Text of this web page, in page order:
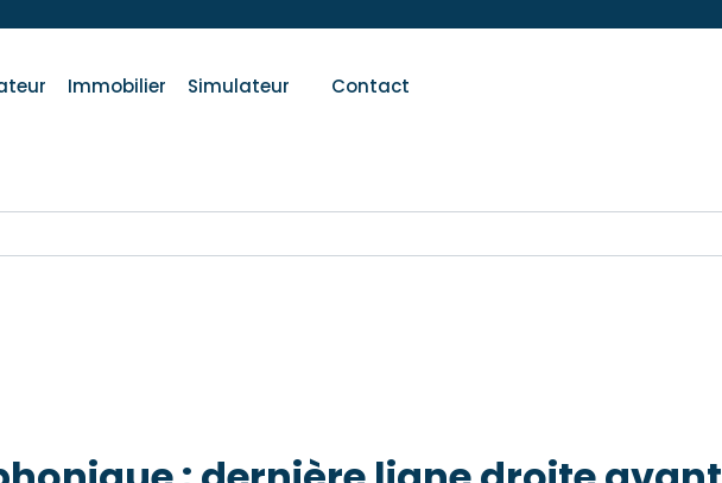
Immobilier Simulateur Contact